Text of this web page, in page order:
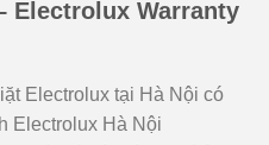
Electrolux Warranty
Electrolux tại Hà Nội có
Electrolux Hà Nội